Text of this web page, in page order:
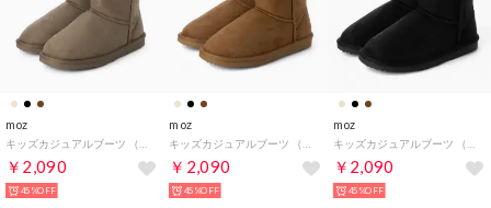
moz
キッズカジュアルブーツ （OAK）
￥2,090
45%OFF
moz
キッズカジュアルブーツ （CAM）
￥2,090
45%OFF
moz
キッズカジュアルブーツ （BL）
￥2,090
45%OFF